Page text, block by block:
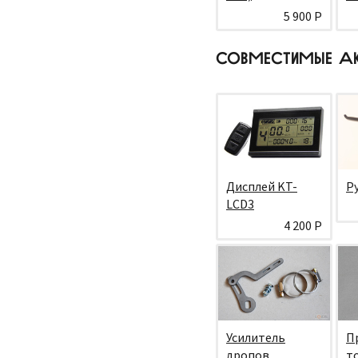
5 900 Р
СОВМЕСТИМЫЕ
Дисплей KT-
LCD3
4 200 Р
Усилитель
дропов